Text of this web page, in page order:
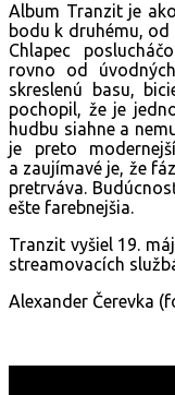
Album Tranzit je
bodu k druhému,
Chlapec
rovno od
skreslenú basu,
pochopil, že je
hudbu siahne a
je preto
a zaujímavé je, že
pretrváva.
ešte farebnejšia.
Tranzit vyšiel 19.
streamovacích
Alexander Čerevka